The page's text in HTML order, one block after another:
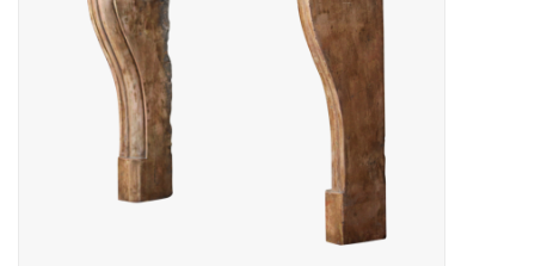
Decoratieve Outdoor
Vloeren - Steen, Terra Cotta